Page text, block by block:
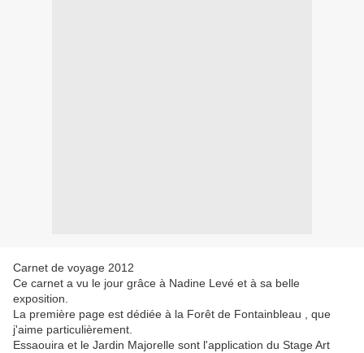
Carnet de voyage 2012
Ce carnet a vu le jour grâce à Nadine Levé et à sa belle
exposition.
La première page est dédiée à la Forêt de Fontainbleau , que
j'aime particulièrement.
Essaouira et le Jardin Majorelle sont l'application du Stage Art